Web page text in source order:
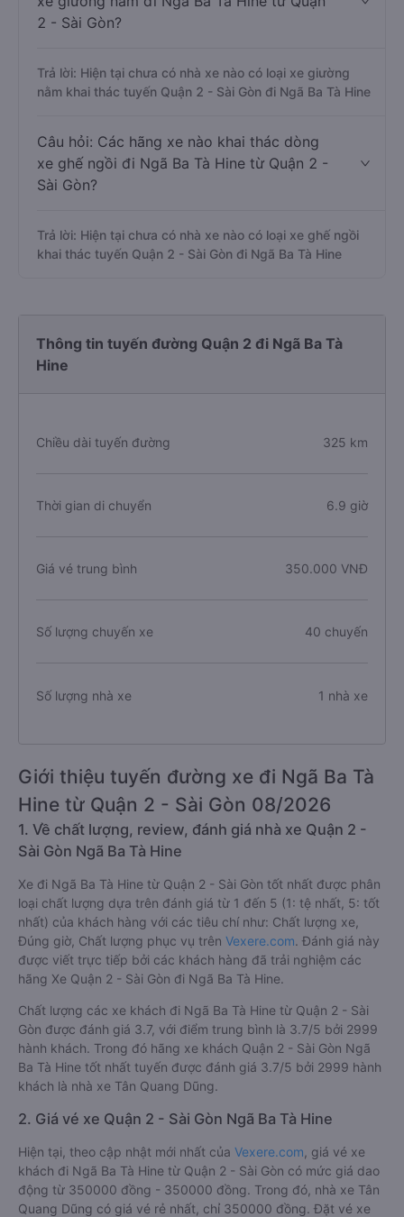
2 - Sài Gòn?
Trả lời: Hiện tại chưa có nhà xe nào có loại xe giường
nằm khai thác tuyến Quận 2 - Sài Gòn đi Ngã Ba Tà Hine
Câu hỏi: Các hãng xe nào khai thác dòng
xe ghế ngồi đi Ngã Ba Tà Hine từ Quận 2 -
Sài Gòn?
Trả lời: Hiện tại chưa có nhà xe nào có loại xe ghế ngồi
khai thác tuyến Quận 2 - Sài Gòn đi Ngã Ba Tà Hine
Thông tin tuyến đường Quận 2 đi Ngã Ba Tà
Hine
Chiều dài tuyến đường 325 km
Thời gian di chuyển 6.9 giờ
Giá vé trung bình 350.000 VNĐ
Số lượng chuyến xe 40 chuyến
Số lượng nhà xe 1 nhà xe
Giới thiệu tuyến đường xe đi Ngã Ba Tà
Hine từ Quận 2 - Sài Gòn 08/2026
1. Về chất lượng, review, đánh giá nhà xe Quận 2 -
Sài Gòn Ngã Ba Tà Hine
Xe đi Ngã Ba Tà Hine từ Quận 2 - Sài Gòn tốt nhất được phân
loại chất lượng dựa trên đánh giá từ 1 đến 5 (1: tệ nhất, 5: tốt
nhất) của khách hàng với các tiêu chí như: Chất lượng xe,
Đúng giờ, Chất lượng phục vụ trên Vexere.com. Đánh giá này
được viết trực tiếp bởi các khách hàng đã trải nghiệm các
hãng Xe Quận 2 - Sài Gòn đi Ngã Ba Tà Hine.
Chất lượng các xe khách đi Ngã Ba Tà Hine từ Quận 2 - Sài
Gòn được đánh giá 3.7, với điểm trung bình là 3.7/5 bởi 2999
hành khách. Trong đó hãng xe khách Quận 2 - Sài Gòn Ngã
Ba Tà Hine tốt nhất tuyến được đánh giá 3.7/5 bởi 2999 hành
khách là nhà xe Tân Quang Dũng.
2. Giá vé xe Quận 2 - Sài Gòn Ngã Ba Tà Hine
Hiện tại, theo cập nhật mới nhất của Vexere.com , giá vé xe
khách đi Ngã Ba Tà Hine từ Quận 2 - Sài Gòn có mức giá dao
động từ 350000 đồng - 350000 đồng. Trong đó, nhà xe Tân
Quang Dũng có giá vé rẻ nhất, chỉ 350000 đồng. Đặt vé xe